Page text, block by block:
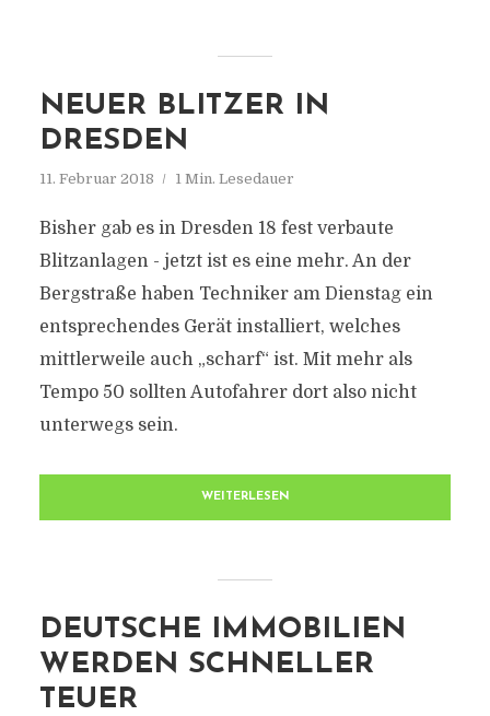
NEUER BLITZER IN
DRESDEN
11. Februar 2018 1 Min. Lesedauer
Bisher gab es in Dresden 18 fest verbaute
Blitzanlagen - jetzt ist es eine mehr. An der
Bergstraße haben Techniker am Dienstag ein
entsprechendes Gerät installiert, welches
mittlerweile auch „scharf“ ist. Mit mehr als
Tempo 50 sollten Autofahrer dort also nicht
unterwegs sein.
WEITERLESEN
DEUTSCHE IMMOBILIEN
WERDEN SCHNELLER
TEUER